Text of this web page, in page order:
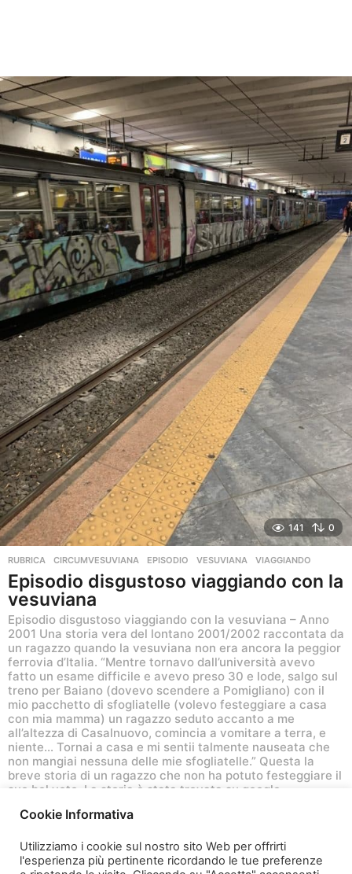
141 0
RUBRICA CIRCUMVESUVIANA ,EPISODIO ,VESUVIANA ,VIAGGIANDO
Episodio disgustoso viaggiando con la
vesuviana
Episodio disgustoso viaggiando con la vesuviana – Anno
2001 Una storia vera del lontano 2001/2002 raccontata da
un ragazzo quando la vesuviana non era ancora la peggior
ferrovia d’Italia. “Mentre tornavo dall’università avevo
fatto un esame difficile e avevo preso 30 e lode, salgo sul
treno per Baiano (dovevo scendere a Pomigliano) con il
mio pacchetto di sfogliatelle (volevo festeggiare a casa
con mia mamma) un ragazzo seduto accanto a me
all’altezza di Casalnuovo, comincia a vomitare a terra, e
niente… Tornai a casa e mi sentii talmente nauseata che
non mangiai nessuna delle mie sfogliatelle.” Questa la
breve storia di un ragazzo che non ha potuto festeggiare il
suo bel voto. La storia è stata trovata su google.
7 anni ago7
n
n
Cookie Informativa
Utilizziamo i cookie sul nostro sito Web per offrirti
l'esperienza più pertinente ricordando le tue preferenze